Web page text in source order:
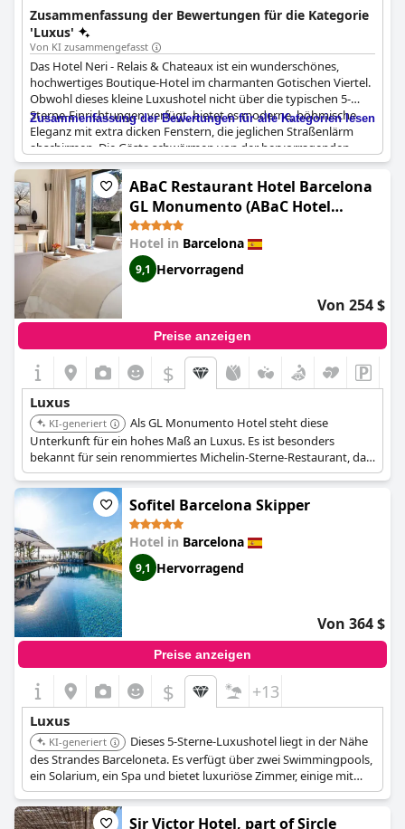
Zimmern, einer Dachterrasse und einem Fokus auf persönlichen
Service.
Zusammenfassung der Bewertungen für die Kategorie
'Luxus'
Von KI zusammengefasst
Das Hotel Neri - Relais & Chateaux ist ein wunderschönes,
hochwertiges Boutique-Hotel im charmanten Gotischen Viertel.
Obwohl dieses kleine Luxushotel nicht über die typischen 5-
Sterne-Einrichtungen verfügt, bietet es moderne, böhmische
Eleganz mit extra dicken Fenstern, die jeglichen Straßenlärm
abschirmen. Die Gäste schwärmen von der hervorragenden
Lage und dem malerischen Luxus des Hotels. Obwohl in einigen
Bewertungen Probleme mit der Reinigung und den
Frühstückszeiten erwähnt werden, bietet das Hotel Neri
insgesamt einen perfekten luxuriösen Aufenthalt in Barcelona.
Zusammenfassung der Bewertungen für alle Kategorien lesen
ABaC Restaurant Hotel Barcelona
GL Monumento (ABaC Hotel
Boutique 5 GL)
Hotel in Barcelona
9,1 Hervorragend
Von 254 $
Preise anzeigen
$
Luxus
KI-generiert
Als GL Monumento Hotel steht diese
Unterkunft für ein hohes Maß an Luxus. Es ist besonders
bekannt für sein renommiertes Michelin-Sterne-Restaurant, das
außergewöhnliche gastronomische Erlebnisse bietet.
Sofitel Barcelona Skipper
Hotel in Barcelona
9,1 Hervorragend
Von 364 $
Preise anzeigen
$ +13
Luxus
KI-generiert
Dieses 5-Sterne-Luxushotel liegt in der Nähe
des Strandes Barceloneta. Es verfügt über zwei Swimmingpools,
ein Solarium, ein Spa und bietet luxuriöse Zimmer, einige mit
Balkon und Meerblick.
Sir Victor Hotel, part of Sircle